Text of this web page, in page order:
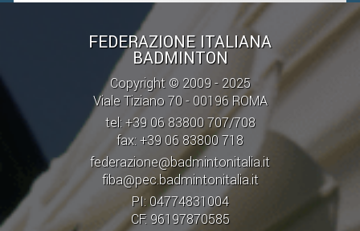
FEDERAZIONE ITALIANA
BADMINTON
Copyright © 2009 - 2025
Viale Tiziano 70 - 00196 ROMA
tel: +39 06 83800 707/708
fax: +39 06 83800 718
federazione@badmintonitalia.it
fiba@pec.badmintonitalia.it
PI: 04774831004
CF: 96197870585